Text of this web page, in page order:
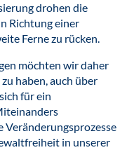
drohen die
Richtung einer
Ferne zu rücken.
möchten wir daher
haben, auch über
für ein
Veränderungsprozesse
in unserer